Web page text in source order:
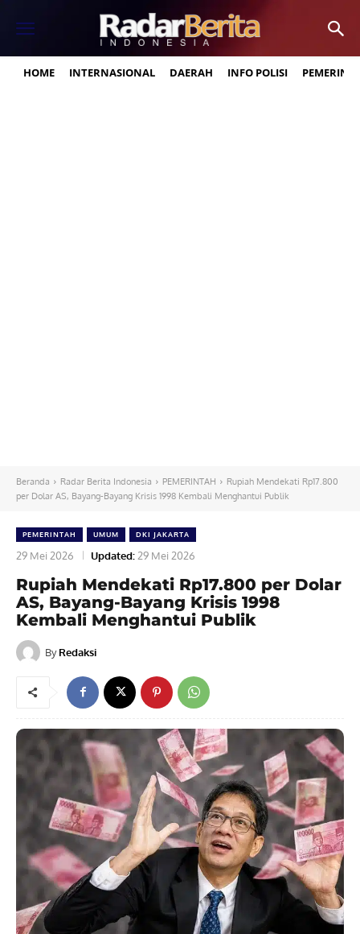
HOME INTERNASIONAL DAERAH INFO POLISI
Beranda Radar Berita Indonesia PEMERINTAH
Rupiah Mendekati Rp17.800
per Dolar AS, Bayang-Bayang Krisis 1998 Kembali Menghantui Publik
PEMERINTAH UMUM DKI JAKARTA
29 Mei 2026 Updated: 29 Mei 2026
Rupiah Mendekati Rp17.800 per Dolar
AS, Bayang-Bayang Krisis 1998
Kembali Menghantui Publik
By Redaksi